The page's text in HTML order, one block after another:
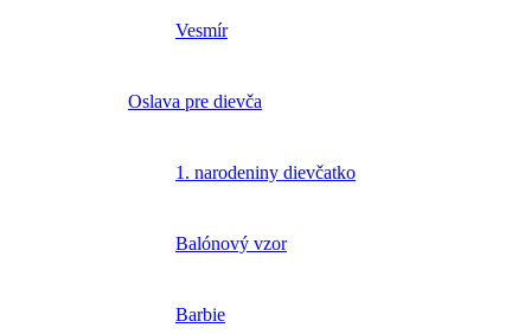
Vesmír
Oslava pre dievča
1. narodeniny dievčatko
Balónový vzor
Barbie